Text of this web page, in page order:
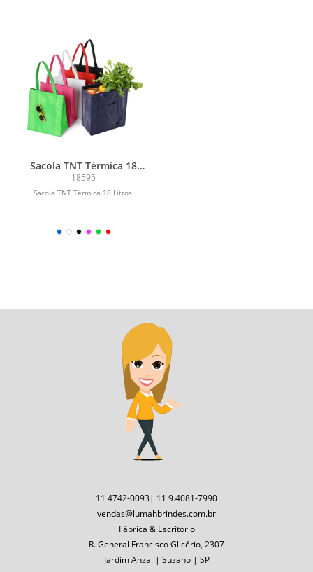
Sacola TNT Térmica 18
Litros
18595
Sacola TNT Térmica 18 Litros.
11 4742-0093| 11 9.4081-7990
vendas@lumahbrindes.com.br
Fábrica & Escritório
R. General Francisco Glicério, 2307
Jardim Anzai | Suzano | SP